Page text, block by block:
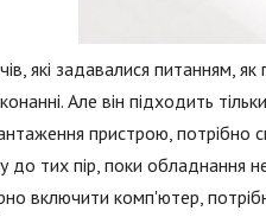
які задавалися питанням,
Але він підходить
пристрою, потрібно
до тих пір, поки обладнання
включити комп'ютер,